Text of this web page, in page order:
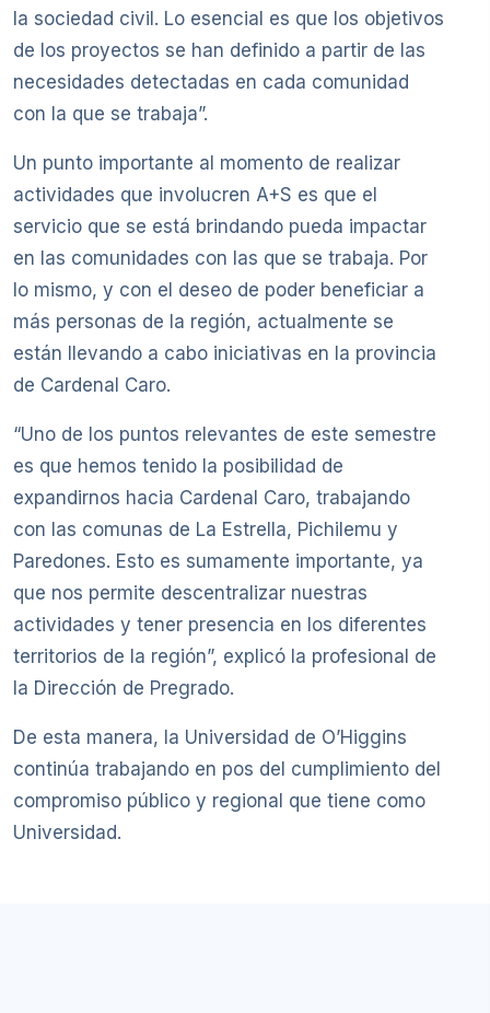
la sociedad civil. Lo esencial es que los objetivos
de los proyectos se han definido a partir de las
necesidades detectadas en cada comunidad
con la que se trabaja”.
Un punto importante al momento de realizar
actividades que involucren A+S es que el
servicio que se está brindando pueda impactar
en las comunidades con las que se trabaja. Por
lo mismo, y con el deseo de poder beneficiar a
más personas de la región, actualmente se
están llevando a cabo iniciativas en la provincia
de Cardenal Caro.
“Uno de los puntos relevantes de este semestre
es que hemos tenido la posibilidad de
expandirnos hacia Cardenal Caro, trabajando
con las comunas de La Estrella, Pichilemu y
Paredones. Esto es sumamente importante, ya
que nos permite descentralizar nuestras
actividades y tener presencia en los diferentes
territorios de la región”, explicó la profesional de
la Dirección de Pregrado.
De esta manera, la Universidad de O’Higgins
continúa trabajando en pos del cumplimiento del
compromiso público y regional que tiene como
Universidad.